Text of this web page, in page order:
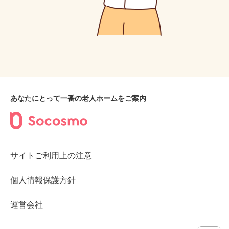
あなたにとって一番の老人ホームをご案内
サイトご利用上の注意
個人情報保護方針
運営会社